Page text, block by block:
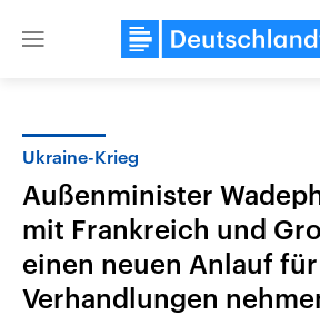
Close
Ukraine-Krieg
Außenminister
mit Frankreich und
einen neuen Anlauf für
Verhandlungen